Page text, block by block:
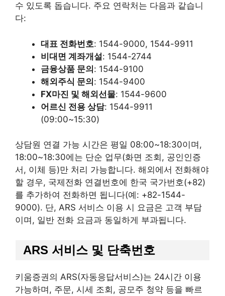
수 있도록 돕습니다. 주요 연락처는 다음과 같습니
다:
대표 전화번호: 1544-9000, 1544-9911
비대면 계좌개설: 1544-2744
금융상품 문의: 1544-9100
해외주식 문의: 1544-9400
FX마진 및 해외선물: 1544-9600
어르신 전용 상담: 1544-9911
(09:00~15:30)
상담원 연결 가능 시간은 평일 08:00~18:30이며,
18:00~18:30에는 단순 업무(화면 조회, 공인인증
서, 이체 등)만 처리 가능합니다. 해외에서 전화해야
할 경우, 국제전화 연결번호에 한국 국가번호(+82)
를 추가하여 전화하면 됩니다(예: +82-1544-
9000). 단, ARS 서비스 이용 시 요금은 고객 부담
이며, 일반 전화 요금과 동일하게 부과됩니다.
ARS 서비스 및 단축번호
키움증권의 ARS(자동응답서비스)는 24시간 이용
가능하며, 주문, 시세 조회, 공모주 청약 등을 빠르